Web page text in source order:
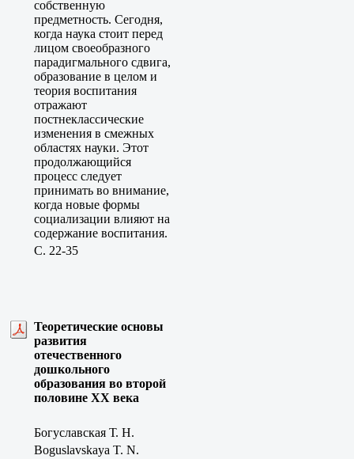
собственную
предметность. Сегодня,
когда наука стоит перед
лицом своеобразного
парадигмального сдвига,
образование в целом и
теория воспитания
отражают
постнеклассические
изменения в смежных
областях науки. Этот
продолжающийся
процесс следует
принимать во внимание,
когда новые формы
социализации влияют на
содержание воспитания.
C. 22-35
Теоретические основы
развития
отечественного
дошкольного
образования во второй
половине XX века
Богуславская Т. Н.
Boguslavskaya T. N.